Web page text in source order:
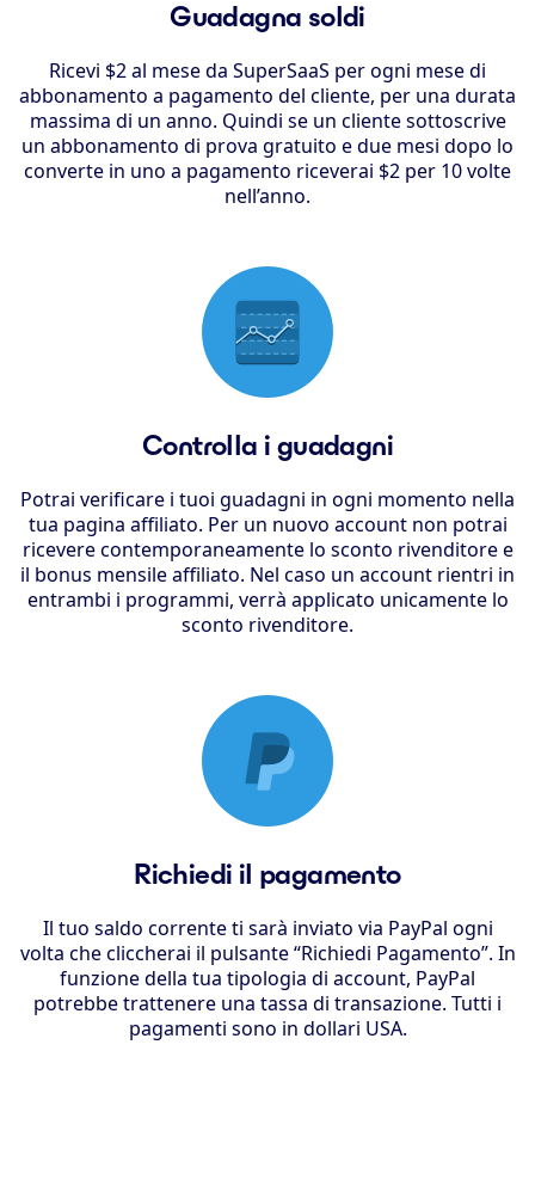
Guadagna soldi
Ricevi $2 al mese da SuperSaaS per ogni mese di
abbonamento a pagamento del cliente, per una durata
massima di un anno. Quindi se un cliente sottoscrive
un abbonamento di prova gratuito e due mesi dopo lo
converte in uno a pagamento riceverai $2 per 10 volte
nell’anno.
Controlla i guadagni
Potrai verificare i tuoi guadagni in ogni momento nella
tua pagina affiliato. Per un nuovo account non potrai
ricevere contemporaneamente lo sconto rivenditore e
il bonus mensile affiliato. Nel caso un account rientri in
entrambi i programmi, verrà applicato unicamente lo
sconto rivenditore.
Richiedi il pagamento
Il tuo saldo corrente ti sarà inviato via PayPal ogni
volta che cliccherai il pulsante “Richiedi Pagamento”. In
funzione della tua tipologia di account, PayPal
potrebbe trattenere una tassa di transazione. Tutti i
pagamenti sono in dollari USA.